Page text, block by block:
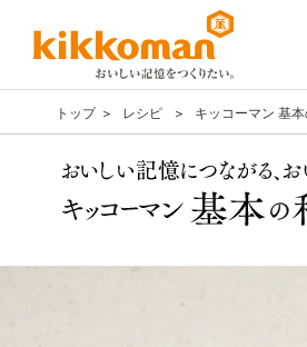
トップ レシピ キッコーマン 基